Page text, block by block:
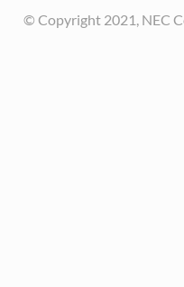
© Copyright 2021, NEC